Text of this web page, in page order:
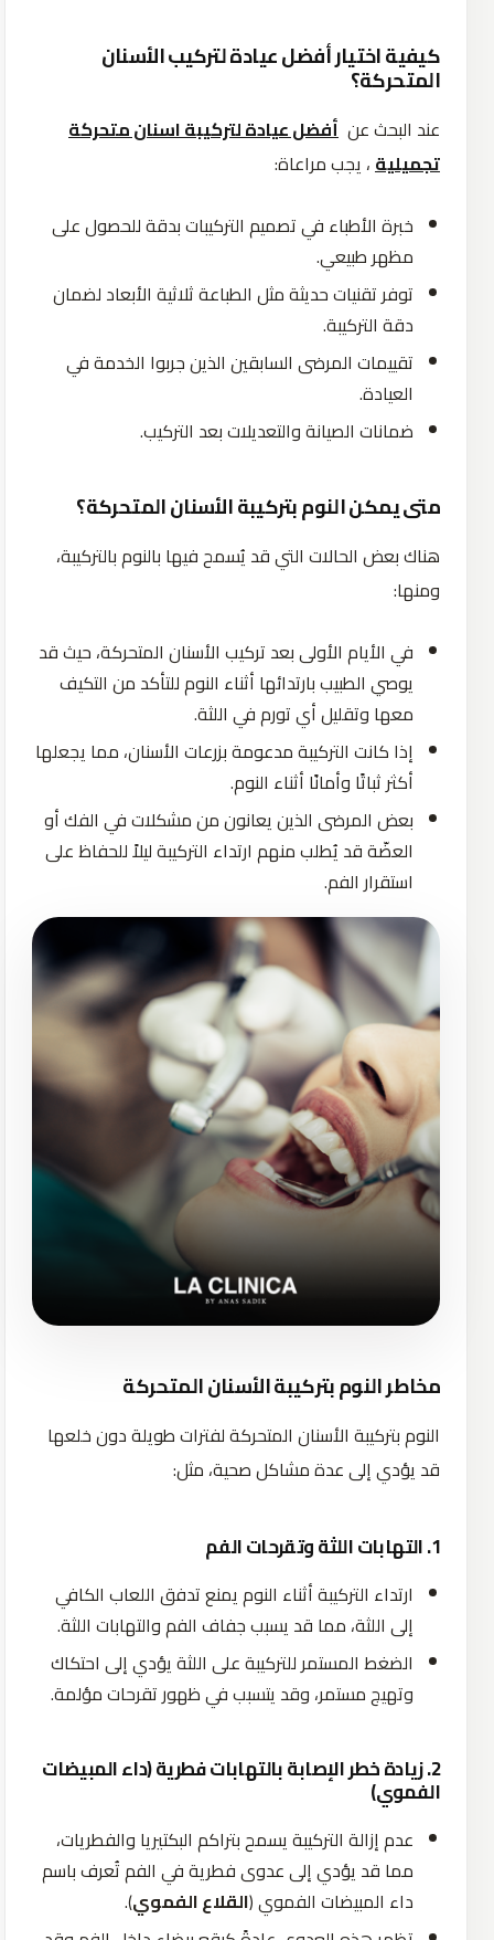
كيفية اختيار أفضل عيادة لتركيب الأسنان
المتحركة؟
عند البحث عن أفضل عيادة لتركيبة اسنان متحركة
تجميلية، يجب مراعاة:
خبرة الأطباء في تصميم التركيبات بدقة للحصول على
مظهر طبيعي.
توفر تقنيات حديثة مثل الطباعة ثلاثية الأبعاد لضمان
دقة التركيبة.
تقييمات المرضى السابقين الذين جربوا الخدمة في
العيادة.
ضمانات الصيانة والتعديلات بعد التركيب.
متى يمكن النوم بتركيبة الأسنان المتحركة؟
هناك بعض الحالات التي قد يُسمح فيها بالنوم بالتركيبة،
ومنها:
في الأيام الأولى بعد تركيب الأسنان المتحركة، حيث قد
يوصي الطبيب بارتدائها أثناء النوم للتأكد من التكيف
معها وتقليل أي تورم في اللثة.
إذا كانت التركيبة مدعومة بزرعات الأسنان، مما يجعلها
أكثر ثباتًا وأمانًا أثناء النوم.
بعض المرضى الذين يعانون من مشكلات في الفك أو
العضّة قد يُطلب منهم ارتداء التركيبة ليلاً للحفاظ على
استقرار الفم.
مخاطر النوم بتركيبة الأسنان المتحركة
النوم بتركيبة الأسنان المتحركة لفترات طويلة دون خلعها
قد يؤدي إلى عدة مشاكل صحية، مثل:
1. التهابات اللثة وتقرحات الفم
ارتداء التركيبة أثناء النوم يمنع تدفق اللعاب الكافي
إلى اللثة، مما قد يسبب جفاف الفم والتهابات اللثة.
الضغط المستمر للتركيبة على اللثة يؤدي إلى احتكاك
وتهيج مستمر، وقد يتسبب في ظهور تقرحات مؤلمة.
2. زيادة خطر الإصابة بالتهابات فطرية (داء المبيضات
الفموي)
عدم إزالة التركيبة يسمح بتراكم البكتيريا والفطريات،
مما قد يؤدي إلى عدوى فطرية في الفم تُعرف باسم
داء المبيضات الفموي (القلاع الفموي).